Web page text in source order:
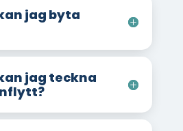
jag byta
jag teckna